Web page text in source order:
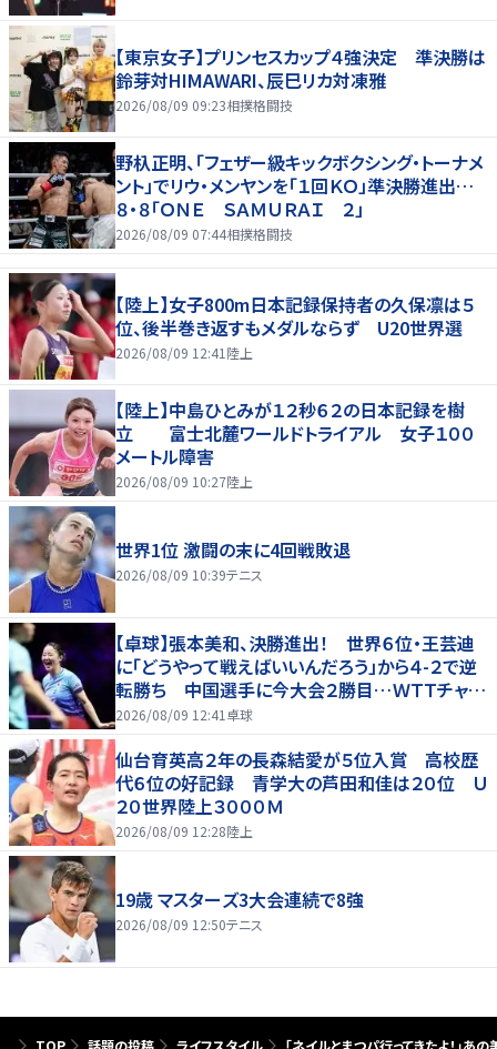
【東京女子】プリンセスカップ４強決定 準決勝は
鈴芽対HIMAWARI、辰巳リカ対凍雅
2026/08/09 09:23相撲格闘技
野杁正明、「フェザー級キックボクシング・トーナメ
ント」でリウ・メンヤンを「１回ＫＯ」準決勝進出…
８・８「ＯＮＥ ＳＡＭＵＲＡＩ ２」
2026/08/09 07:44相撲格闘技
【陸上】女子800m日本記録保持者の久保凛は５
位、後半巻き返すもメダルならず U20世界選
2026/08/09 12:41 陸上
【陸上】中島ひとみが１２秒６２の日本記録を樹
立 富士北麓ワールドトライアル 女子１００
メートル障害
2026/08/09 10:27陸上
世界1位 激闘の末に4回戦敗退
2026/08/09 10:39テニス
【卓球】張本美和、決勝進出！ 世界６位・王芸迪
に「どうやって戦えばいいんだろう」から４-２で逆
転勝ち 中国選手に今大会２勝目…ＷＴＴチャン
ピオンズ横浜
2026/08/09 12:41 卓球
仙台育英高２年の長森結愛が５位入賞 高校歴
代６位の好記録 青学大の芦田和佳は２０位 Ｕ
２０世界陸上３０００Ｍ
2026/08/09 12:28陸上
19歳 マスターズ3大会連続で8強
2026/08/09 12:50テニス